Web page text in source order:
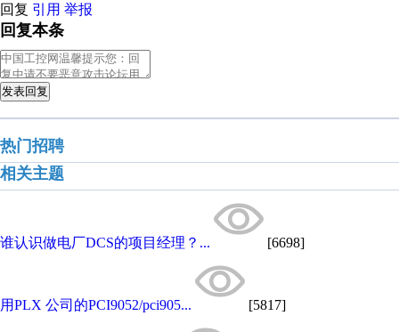
回复 引用 举报
回复本条
发表回复
热门招聘
相关主题
谁认识做电厂DCS的项目经理？... [6698]
用PLX 公司的PCI9052/pci905... [5817]